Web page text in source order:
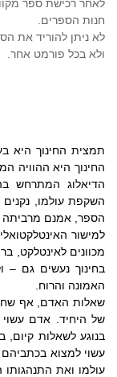
לאחר רכישת ספר
חנות הספרים.
ולא בכל פורמט אחר.
​תמצית החינוך היא
החינוך היא ההוויה
הדיאלוג המתרחש
השקפת עולמו, נקנים
הספר, אמנם מרביתה
למישור
מכוונים לאינטלקט,
בחינוך נעשים גם
האמונה והרוח.
שאלות האדם, אף
של היחיד. אדם
בנוגע לשאלות קיום,
עשוי למצוא
עולמו ואת התנהגותו